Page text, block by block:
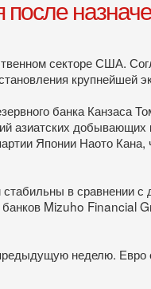
секторе США.
крупнейшей
банка Канзаса
азиатских добывающих
Японии Наото Кана,
в сравнении с
банков Mizuho Financial
неделю. Евро